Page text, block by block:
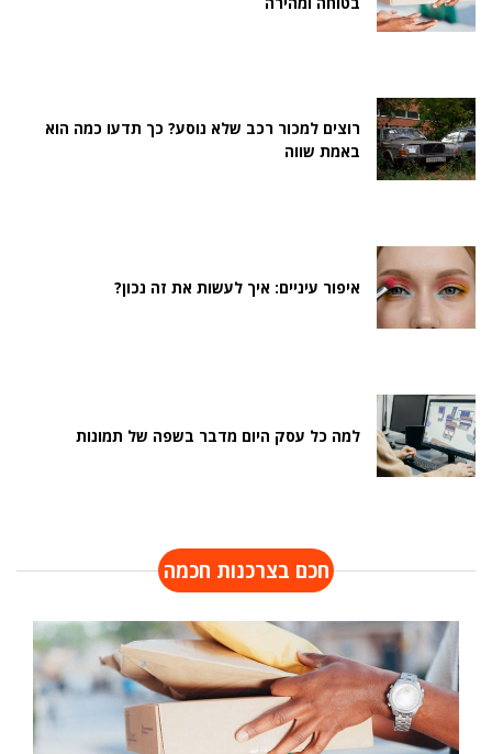
רוצים למכור רכב שלא נוסע? כך תדעו כמה הוא
באמת שווה
איפור עיניים: איך לעשות את זה נכון?
למה כל עסק היום מדבר בשפה של תמונות
חכם בצרכנות חכמה